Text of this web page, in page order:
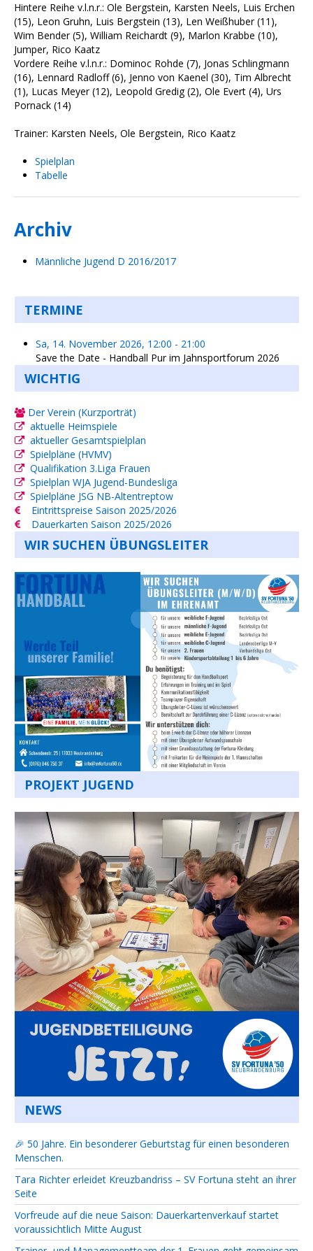
Hintere Reihe v.l.n.r.: Ole Bergstein, Karsten Neels, Luis Erchen
(15), Leon Gruhn, Luis Bergstein (13), Len Weißhuber (11),
Wim Bender (5), William Reichardt (9), Marlon Krabbe (10),
Jumper, Rico Kaatz
Vordere Reihe v.l.n.r.: Dominoc Rohde (7), Jonas Schlingmann
(16), Lennard Radloff (6), Jenno von Kaenel (30), Tim Albrecht
(1), Lucas Meyer (12), Leopold Gredig (2), Ole Evert (4), Urs
Pornack (14)
Trainer: Karsten Neels, Ole Bergstein, Rico Kaatz
Spielplan
Tabelle
Archiv
Männliche Jugend D 2016/2017
TERMINE
Sa, 14. November 2026, 12:00 - 21:00
Save the Date - Handball Pur im Jahnsportforum 2026
WICHTIG
Der Verein (Kurzporträt)
aktuelle Heimspiele
aktueller Gesamtspielplan
Spielpläne (HVMV)
Qualifikation 3.Liga Frauen
Spielplan WJA Jugend-Bundesliga
Spielpläne JSG NB-Altentreptow
Eintrittspreise Saison 2025/2026
Dauerkarten Saison 2025/2026
WIR SUCHEN ÜBUNGSLEITER
PROJEKT JUGEND
NEWS
🎉 50 Jahre. Ein besonderer Geburtstag für einen besonderen
Menschen.
Tara Richter erleidet Kreuzbandriss – SV Fortuna steht an ihrer
Seite
Vorfreude auf die neue Saison: Dauerkartenverkauf startet
voraussichtlich Mitte August